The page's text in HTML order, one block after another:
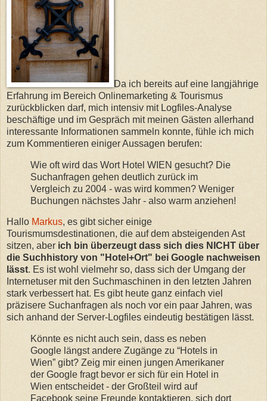
Da ich bereits auf eine langjährige
Erfahrung im Bereich Onlinemarketing & Tourismus
zurückblicken darf, mich intensiv mit Logfiles-Analyse
beschäftige und im Gespräch mit meinen Gästen allerhand
interessante Informationen sammeln konnte, fühle ich mich
zum Kommentieren einiger Aussagen berufen:
Wie oft wird das Wort Hotel WIEN gesucht? Die
Suchanfragen gehen deutlich zurück im
Vergleich zu 2004 - was wird kommen? Weniger
Buchungen nächstes Jahr - also warm anziehen!
Hallo Markus, es gibt sicher einige
Tourismumsdestinationen, die auf dem absteigenden Ast
sitzen, aber ich bin überzeugt dass sich dies NICHT über
die Suchhistory von "Hotel+Ort" bei Google nachweisen
lässt. Es ist wohl vielmehr so, dass sich der Umgang der
Internetuser mit den Suchmaschinen in den letzten Jahren
stark verbessert hat. Es gibt heute ganz einfach viel
präzisere Suchanfragen als noch vor ein paar Jahren, was
sich anhand der Server-Logfiles eindeutig bestätigen lässt.
Könnte es nicht auch sein, dass es neben
Google längst andere Zugänge zu “Hotels in
Wien” gibt? Zeig mir einen jungen Amerikaner
der Google fragt bevor er sich für ein Hotel in
Wien entscheidet - der Großteil wird auf
Facebook seine Freunde kontaktieren, sich dort